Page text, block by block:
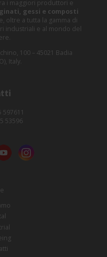
i maggiori produttori e
gessi e composti
oltre a tutta la gamma di
industriali e al mondo del
100 – 45021 Badia
Italy.
597611
53596